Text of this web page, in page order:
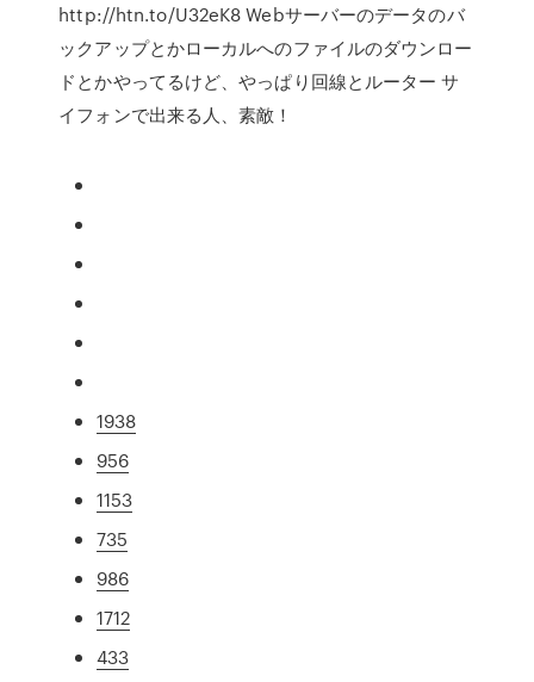
http://htn.to/U32eK8 Webサーバーのデータのバ
ックアップとかローカルへのファイルのダウンロー
ドとかやってるけど、やっぱり回線とルーター サ
イフォンで出来る人、素敵！
1938
956
1153
735
986
1712
433